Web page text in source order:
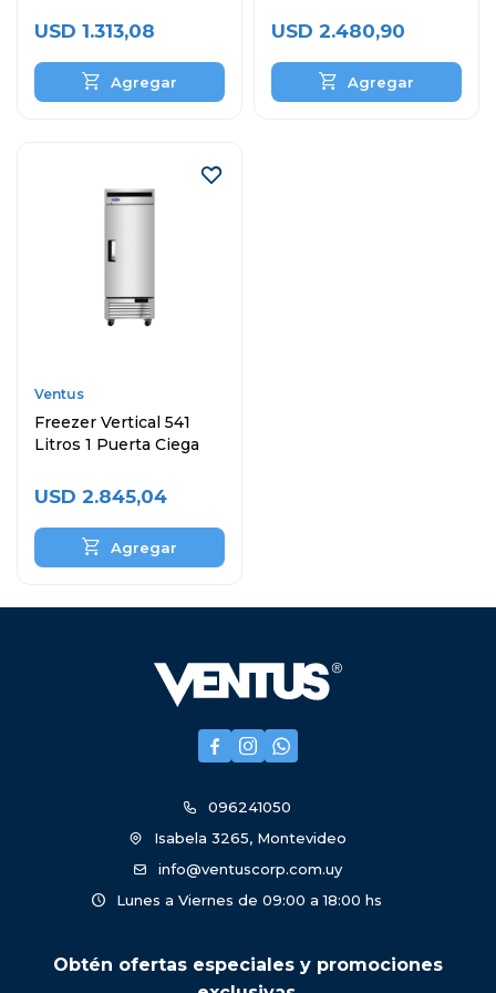
USD 1.313,08 USD 2.480,90
Ventus
Freezer Vertical 541
Litros 1 Puerta Ciega
USD 2.845,04
  
096241050
Isabela 3265, Montevideo
info@ventuscorp.com.uy
Lunes a Viernes de 09:00 a 18:00 hs
Obtén ofertas especiales y promociones